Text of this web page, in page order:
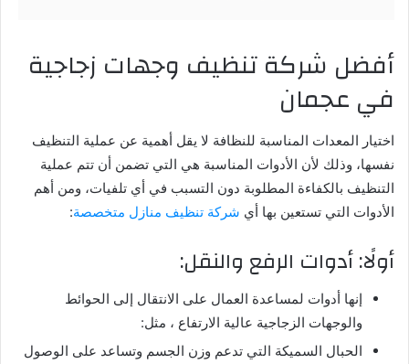
أفضل شركة تنظيف وجهات زجاجية
في عجمان
اختيار المعدات المناسبة للنظافة لا يقل أهمية عن عملية التنظيف
نفسها، وذلك لأن الأدوات المناسبة هي التي تضمن أن تتم عملية
التنظيف بالكفاءة المطلوبة دون التسبب في أي تلفيات، ومن أهم
الأدوات التي تستعين بها أي شركة تنظيف منازل متخصصة:
أولًا: أدوات الرفع والنقل:
إنها أدوات لمساعدة العمال على الانتقال إلى الحوائط
والوجهات الزجاجية عالية الارتفاع ، مثل:
الحبال السميكة التي تدعم وزن الجسم وتساعد على الوصول